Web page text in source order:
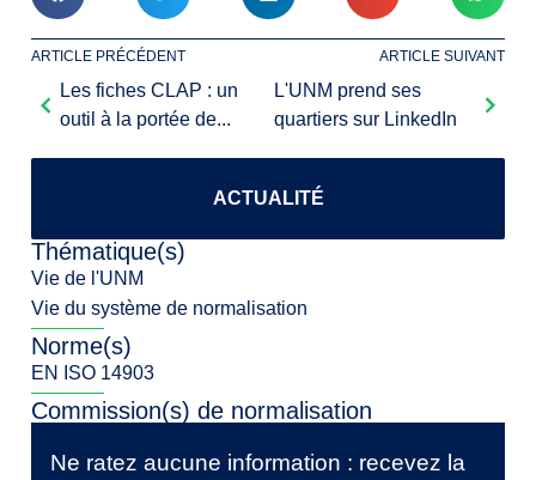
ARTICLE PRÉCÉDENT ARTICLE SUIVANT
Les fiches CLAP : un
outil à la portée de...
L'UNM prend ses
quartiers sur LinkedIn
ACTUALITÉ
Thématique(s)
Vie de l'UNM
Vie du système de normalisation
Norme(s)
EN ISO 14903
Commission(s) de normalisation
Ne ratez aucune information : recevez la